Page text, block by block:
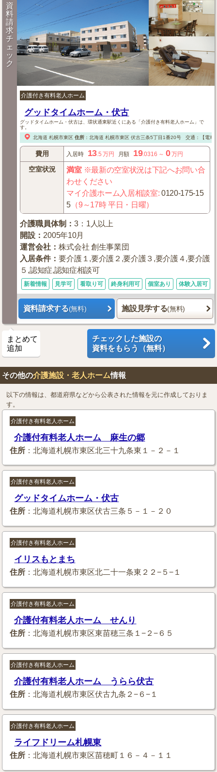
資
料
請
求
チ
ェ
ッ
ク
介護付き有料老人ホーム
グッドタイムホーム・伏古
グッドタイムホーム・伏古は、環状通東駅近くにある「介護付き有料老人ホーム」で
す。
北海道 札幌市東区 住所： 北海道 札幌市東区伏古三条5丁目1番20号 交通：【電車
費用 入居時 13 .5 万円 月額 19.0316 ～ 0万円
空室状況 満室※最新の空室状況は下記へお問い合
わせください
マイ介護ホーム入居相談室:0120-175-15
5 （9～17時 平日・日曜）
介護職員体制 ：3：1人以上
開設 ： 2005年10月
運営会社 ：株式会社 創生事業団
入居条件：要介護１,要介護２,要介護３,要介護４,要介護
５,認知症,認知症相談可
新着情報 見学可 看取り可 終身利用可 個室あり 体験入居可
資料請求する(無料) 施設見学する(無料)
まとめて
追加
チェックした施設の
資料をもらう（無料）
その他の介護施設・老人ホーム情報
以下の情報は、都道府県などから公表された情報を元に作成しておりま
す。
介護付き有料老人ホーム
介護付有料老人ホーム 麻生の郷
住所 ：北海道札幌市東区北三十九条東１－２－１
介護付き有料老人ホーム
グッドタイムホーム・伏古
住所 ：北海道札幌市東区伏古三条５－１－２０
介護付き有料老人ホーム
イリスもとまち
住所 ：北海道札幌市東区北二十一条東２２−５−１
介護付き有料老人ホーム
介護付有料老人ホーム せんり
住所 ：北海道札幌市東区東苗穂三条１−２−６５
介護付き有料老人ホーム
介護付有料老人ホーム うらら伏古
住所 ：北海道札幌市東区伏古九条２−６−１
介護付き有料老人ホーム
ライフドリーム札幌東
住所 ：北海道札幌市東区苗穂町１６－４－１１